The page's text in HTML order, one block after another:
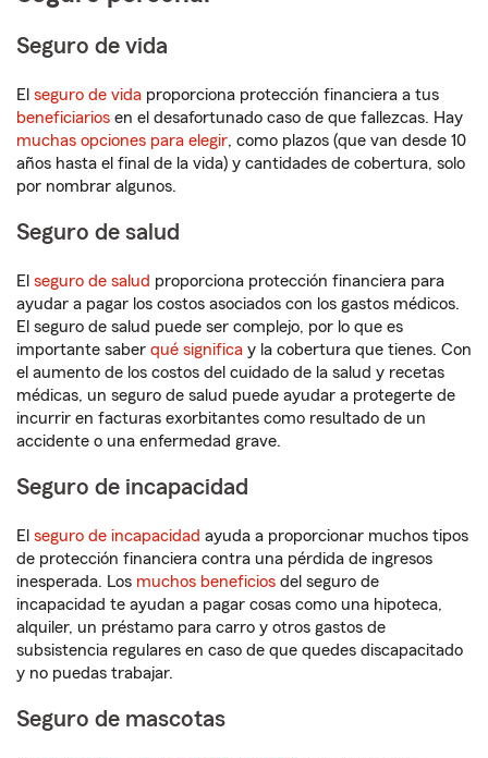
Seguro de vida
El seguro de vida proporciona protección financiera a tus
beneficiarios en el desafortunado caso de que fallezcas. Hay
muchas opciones para elegir, como plazos (que van desde 10
años hasta el final de la vida) y cantidades de cobertura, solo
por nombrar algunos.
Seguro de salud
El seguro de salud proporciona protección financiera para
ayudar a pagar los costos asociados con los gastos médicos.
El seguro de salud puede ser complejo, por lo que es
importante saber qué significa y la cobertura que tienes. Con
el aumento de los costos del cuidado de la salud y recetas
médicas, un seguro de salud puede ayudar a protegerte de
incurrir en facturas exorbitantes como resultado de un
accidente o una enfermedad grave.
Seguro de incapacidad
El seguro de incapacidad ayuda a proporcionar muchos tipos
de protección financiera contra una pérdida de ingresos
inesperada. Los muchos beneficios del seguro de
incapacidad te ayudan a pagar cosas como una hipoteca,
alquiler, un préstamo para carro y otros gastos de
subsistencia regulares en caso de que quedes discapacitado
y no puedas trabajar.
Seguro de mascotas